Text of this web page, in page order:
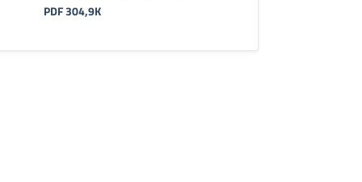
PDF 304,9K